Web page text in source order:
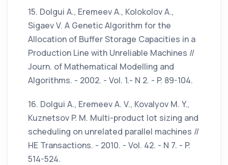
15. Dolgui A., Eremeev A., Kolokolov A.,
Sigaev V. A Genetic Algorithm for the
Allocation of Buffer Storage Capacities in a
Production Line with Unreliable Machines //
Journ. of Mathematical Modelling and
Algorithms. - 2002. - Vol. 1.- N 2. - P. 89-104.
16. Dolgui A., Eremeev A. V., Kovalyov M. Y.,
Kuznetsov P. M. Multi-product lot sizing and
scheduling on unrelated parallel machines //
HE Transactions. - 2010. - Vol. 42. - N 7. - P.
514-524.